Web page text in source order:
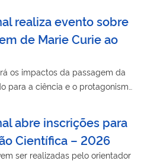
realiza evento sobre
de Marie Curie ao
os impactos da passagem da
para a ciência e o protagonismo
abre inscrições para
Científica – 2026
ser realizadas pelo orientador